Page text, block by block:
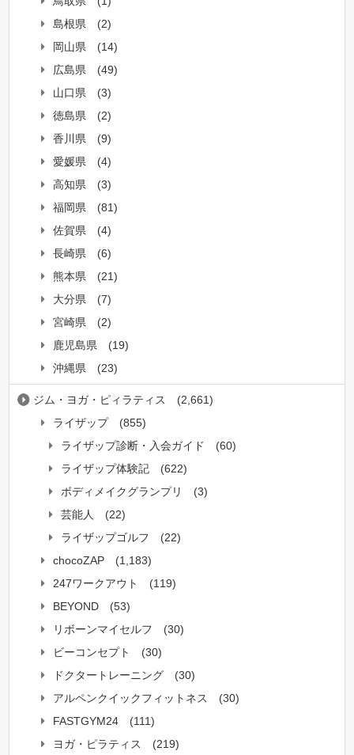
島根県
(2)
岡山県
(14)
広島県
(49)
山口県
(3)
徳島県
(2)
香川県
(9)
愛媛県
(4)
高知県
(3)
福岡県
(81)
佐賀県
(4)
長崎県
(6)
熊本県
(21)
大分県
(7)
宮崎県
(2)
鹿児島県
(19)
沖縄県
(23)
ジム・ヨガ・ピィラティス
(2,661)
ライザップ
(855)
ライザップ診断・入会ガイド
(60)
ライザップ体験記
(622)
ボディメイクグランプリ
(3)
芸能人
(22)
ライザップゴルフ
(22)
chocoZAP
(1,183)
247ワークアウト
(119)
BEYOND
(53)
リボーンマイセルフ
(30)
ビーコンセプト
(30)
ドクタートレーニング
(30)
アルペンクイックフィットネス
(30)
FASTGYM24
(111)
ヨガ・ピラティス
(219)